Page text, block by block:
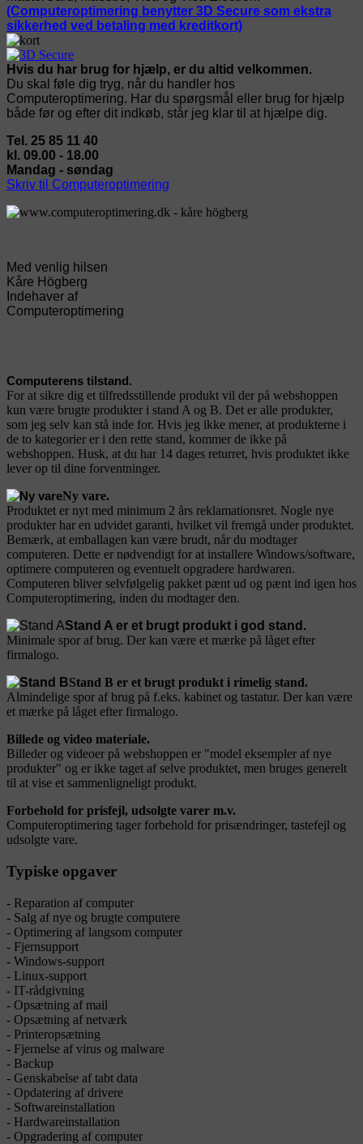
(Computeroptimering benytter 3D Secure som ekstra
sikkerhed ved betaling med kreditkort)
Hvis du har brug for hjælp, er du altid velkommen.
Du skal føle dig tryg, når du handler hos
Computeroptimering. Har du spørgsmål eller brug for hjælp
både før og efter dit indkøb, står jeg klar til at hjælpe dig.
Tel. 25 85 11 40
kl. 09.00 - 18.00
Mandag - søndag
Skriv til Computeroptimering
Med venlig hilsen
Kåre Högberg
Indehaver af
Computeroptimering
Computerens tilstand.
For at sikre dig et tilfredsstillende produkt vil der på webshoppen
kun være brugte produkter i stand A og B. Det er alle produkter,
som jeg selv kan stå inde for. Hvis jeg ikke mener, at produkterne i
de to kategorier er i den rette stand, kommer de ikke på
webshoppen. Husk, at du har 14 dages returret, hvis produktet ikke
lever op til dine forventninger.
Ny vare.
Produktet er nyt med minimum 2 års reklamationsret. Nogle nye
produkter har en udvidet garanti, hvilket vil fremgå under produktet.
Bemærk, at emballagen kan være brudt, når du modtager
computeren. Dette er nødvendigt for at installere Windows/software,
optimere computeren og eventuelt opgradere hardwaren.
Computeren bliver selvfølgelig pakket pænt ud og pænt ind igen hos
Computeroptimering, inden du modtager den.
Stand A er et brugt produkt i god stand.
Minimale spor af brug. Der kan være et mærke på låget efter
firmalogo.
Stand B er et brugt produkt i rimelig stand.
Almindelige spor af brug på f.eks. kabinet og tastatur. Der kan være
et mærke på låget efter firmalogo.
Billede og video materiale.
Billeder og videoer på webshoppen er "model eksempler af nye
produkter" og er ikke taget af selve produktet, men bruges generelt
til at vise et sammenligneligt produkt.
Forbehold for prisfejl, udsolgte varer m.v.
Computeroptimering tager forbehold for prisændringer, tastefejl og
udsolgte vare.
Typiske opgaver
- Reparation af computer
- Salg af nye og brugte computere
- Optimering af langsom computer
- Fjernsupport
- Windows-support
- Linux-support
- IT-rådgivning
- Opsætning af mail
- Opsætning af netværk
- Printeropsætning
- Fjernelse af virus og malware
- Backup
- Genskabelse af tabt data
- Opdatering af drivere
- Softwareinstallation
- Hardwareinstallation
- Opgradering af computer